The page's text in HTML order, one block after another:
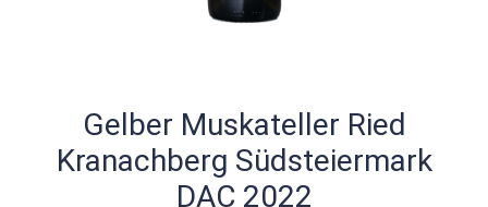
Gelber Muskateller Ried
Kranachberg Südsteiermark
DAC 2022